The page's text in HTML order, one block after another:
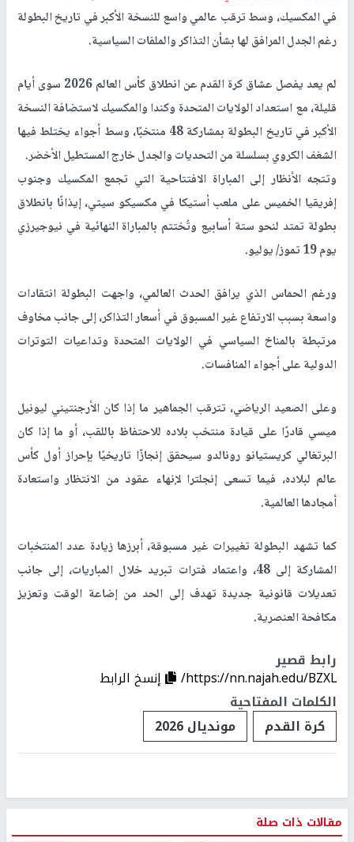
في المكسيك، وسط ترقب عالمي واسع للنسخة الأكبر في تاريخ البطولة
رغم الجدل المرافق لها بشأن التذاكر والملفات السياسية.
لم يعد يفصل عشاق كرة القدم عن انطلاق كأس العالم 2026 سوى أيام
قليلة، مع استعداد الولايات المتحدة وكندا والمكسيك لاستضافة النسخة
الأكبر في تاريخ البطولة بمشاركة 48 منتخبًا، وسط أجواء يختلط فيها
الشغف الكروي بسلسلة من التحديات والجدل خارج المستطيل الأخضر.
وتتجه الأنظار إلى المباراة الافتتاحية التي تجمع المكسيك وجنوب
إفريقيا الخميس على ملعب أستيكا في مكسيكو سيتي، إيذانًا بانطلاق
بطولة تمتد لنحو ستة أسابيع وتُختتم بالمباراة النهائية في نيوجيرزي
يوم 19 تموز/ يوليو.
ورغم الحماس الذي يرافق الحدث العالمي، واجهت البطولة انتقادات
واسعة بسبب الارتفاع غير المسبوق في أسعار التذاكر، إلى جانب مخاوف
مرتبطة بالمناخ السياسي في الولايات المتحدة وتداعيات التوترات
الدولية على أجواء المنافسات.
وعلى الصعيد الرياضي، تترقب الجماهير ما إذا كان الأرجنتيني ليونيل
ميسي قادرًا على قيادة منتخب بلاده للاحتفاظ باللقب، أو ما إذا كان
البرتغالي كريستيانو رونالدو سيحقق إنجازًا تاريخيًا بإحراز أول كأس
عالم لبلاده، فيما تسعى إنجلترا لإنهاء عقود من الانتظار واستعادة
أمجادها العالمية.
كما تشهد البطولة تغييرات غير مسبوقة، أبرزها زيادة عدد المنتخبات
المشاركة إلى 48، واعتماد فترات تبريد خلال المباريات، إلى جانب
تعديلات قانونية جديدة تهدف إلى الحد من إضاعة الوقت وتعزيز
مكافحة العنصرية.
رابط قصير
https://nn.najah.edu/BZXL/
إنسخ الرابط
الكلمات المفتاحية
كرة القدم
مونديال 2026
مقالات ذات صلة